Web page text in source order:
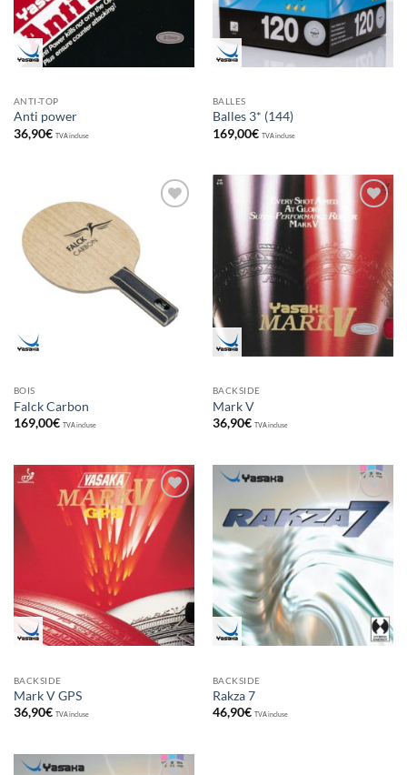
ANTI-TOP
Anti power
36,90€ TVA incluse
BALLES
Balles 3* (144)
169,00€ TVA incluse
BOIS
Falck Carbon
169,00€ TVA incluse
Ajouter
souhaits
BACKSIDE
Mark V
36,90€ TVA incluse
Ajouter
aux
souhaits
BACKSIDE
Mark V GPS
36,90€ TVA incluse
Ajouter
aux
souhaits
BACKSIDE
Rakza 7
46,90€ TVA incluse